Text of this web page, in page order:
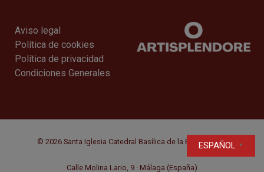
Aviso legal
Política de cookies
Política de privacidad
Condiciones Generales
© 2026 Santa Iglesia Catedral Basílica de la Encarnación
Calle Molina Lario, 9 · Málaga (España)
ESPAÑOL ▼